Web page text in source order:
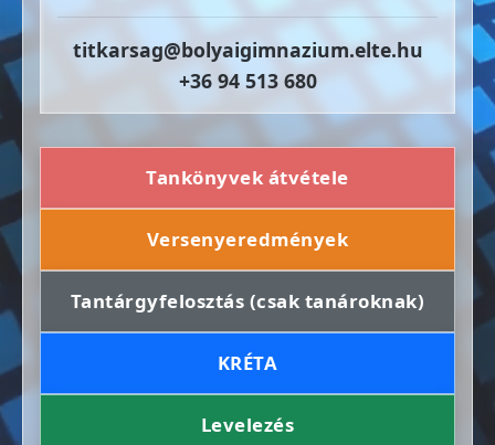
titkarsag@bolyaigimnazium.elte.hu
+36 94 513 680
Tankönyvek átvétele
Versenyeredmények
Tantárgyfelosztás (csak tanároknak)
KRÉTA
Levelezés